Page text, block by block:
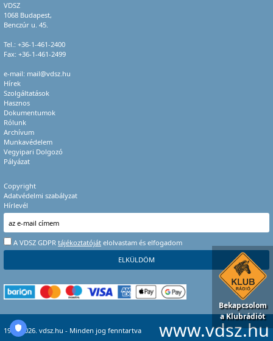
VDSZ
1068 Budapest,
Benczúr u. 45.
Tel.: +36-1-461-2400
Fax: +36-1-461-2499
e-mail: mail@vdsz.hu
Hírek
Szolgáltatások
Hasznos
Dokumentumok
Rólunk
Archívum
Munkavédelem
Vegyipari Dolgozó
Pályázat
Copyright
Adatvédelmi szabályzat
Hírlevél
A VDSZ GDPR tájékoztatóját elolvastam és elfogadom
1996-2026. vdsz.hu - Minden jog fenntartva www.vdsz.hu
Bekapcsolom
a Klubrádiót